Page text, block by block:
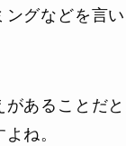
ングなどを言
があることだ
ね。